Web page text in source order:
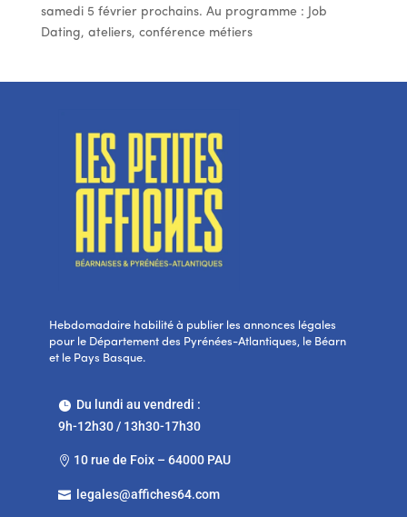
samedi 5 février prochains. Au programme : Job
Dating, ateliers, conférence métiers
Hebdomadaire habilité à publier les annonces légales
pour le Département des Pyrénées-Atlantiques, le Béarn
et le Pays Basque.
Du lundi au vendredi :
9h-12h30 / 13h30-17h30
 10 rue de Foix – 64000 PAU
 legales@affiches64.com